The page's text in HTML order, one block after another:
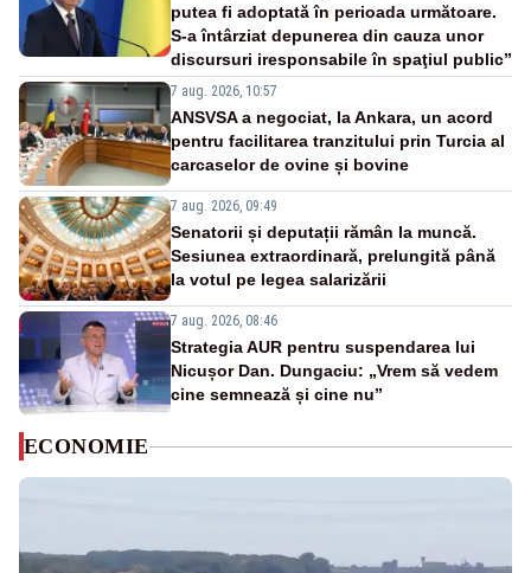
putea fi adoptată în perioada următoare.
S-a întârziat depunerea din cauza unor
discursuri iresponsabile în spaţiul public”
7 aug. 2026, 10:57
ANSVSA a negociat, la Ankara, un acord
pentru facilitarea tranzitului prin Turcia al
carcaselor de ovine și bovine
7 aug. 2026, 09:49
Senatorii și deputații rămân la muncă.
Sesiunea extraordinară, prelungită până
la votul pe legea salarizării
7 aug. 2026, 08:46
Strategia AUR pentru suspendarea lui
Nicușor Dan. Dungaciu: „Vrem să vedem
cine semnează și cine nu”
ECONOMIE